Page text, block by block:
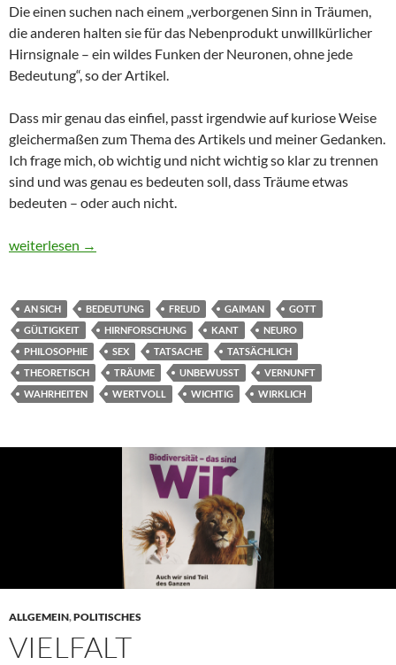
Die einen suchen nach einem „verborgenen Sinn in Träumen,
die anderen halten sie für das Nebenprodukt unwillkürlicher
Hirnsignale – ein wildes Funken der Neuronen, ohne jede
Bedeutung“, so der Artikel.
Dass mir genau das einfiel, passt irgendwie auf kuriose Weise
gleichermaßen zum Thema des Artikels und meiner Gedanken.
Ich frage mich, ob wichtig und nicht wichtig so klar zu trennen
sind und was genau es bedeuten soll, dass Träume etwas
bedeuten – oder auch nicht.
Träume
weiterlesen →
AN SICH BEDEUTUNG FREUD GAIMAN
GOTT
GÜLTIGKEIT
HIRNFORSCHUNG KANT
NEURO
PHILOSOPHIE
SEX TATSACHE
TATSÄCHLICH
THEORETISCH
TRÄUME UNBEWUSST
VERNUNFT
WAHRHEITEN
WERTVOLL WICHTIG WIRKLICH
ALLGEMEIN,POLITISCHES
VIELFALT